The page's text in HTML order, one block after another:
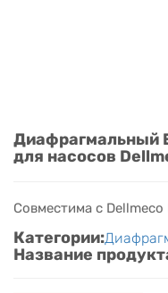
Диафрагмальный
для насосов
Совместима с
Категории:
Название